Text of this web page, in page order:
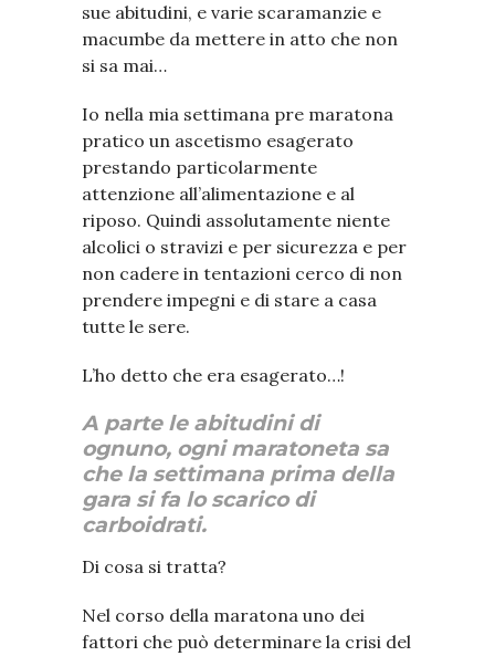
sue abitudini, e varie scaramanzie e
macumbe da mettere in atto che non
si sa mai…
Io nella mia settimana pre maratona
pratico un ascetismo esagerato
prestando particolarmente
attenzione all’alimentazione e al
riposo. Quindi assolutamente niente
alcolici o stravizi e per sicurezza e per
non cadere in tentazioni cerco di non
prendere impegni e di stare a casa
tutte le sere.
L’ho detto che era esagerato…!
A parte le abitudini di
ognuno, ogni maratoneta sa
che la settimana prima della
gara si fa lo scarico di
carboidrati.
Di cosa si tratta?
Nel corso della maratona uno dei
fattori che può determinare la crisi del